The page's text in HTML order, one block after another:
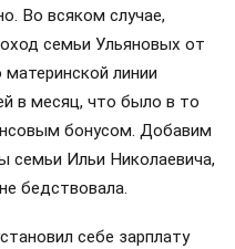
Во всяком случае,
семьи Ульяновых от
линии
в месяц, что было в то
бонусом. Добавим
семьи Ильи Николаевича,
бедствовала.
себе зарплату